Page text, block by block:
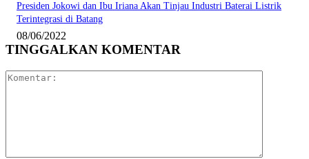
Presiden Jokowi dan Ibu Iriana Akan Tinjau Industri Baterai Listrik
Terintegrasi di Batang
08/06/2022
TINGGALKAN KOMENTAR